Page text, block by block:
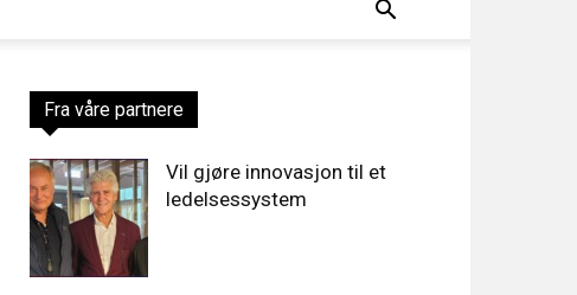
Fra våre partnere
Vil gjøre innovasjon til et
ledelsessystem